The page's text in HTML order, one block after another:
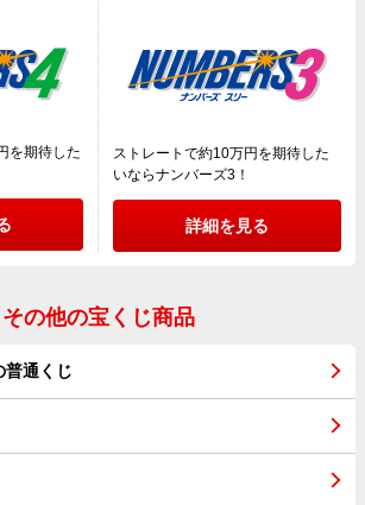
を期待した
ストレートで約10万円を期待した
いならナンバーズ3！
詳細を見る
その他の宝くじ商品
普通くじ